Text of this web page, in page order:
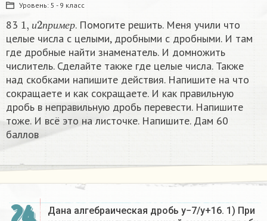
Уровень: 5 - 9 класс
83 и п р име р
1 2п
. Помогите решить. Меня учили что
целые числа с целыми, дробными с дробными. И там
где дробные найти знаменатель. И домножить
числитель. Сделайте также где целые числа. Также
над скобками напишите действия. Напишите на что
сокращаете и как сокращаете. И как правильную
дробь в неправильную дробь перевести. Напишите
тоже. И всё это на листочке. Напишите. Дам 60
баллов
Дана алгебраическая дробь y−7/y+16. 1) При